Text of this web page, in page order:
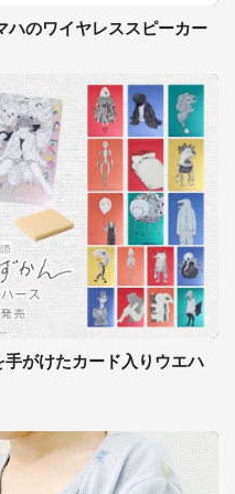
ハのワイヤレススピーカー
がけたカード入りウエハ